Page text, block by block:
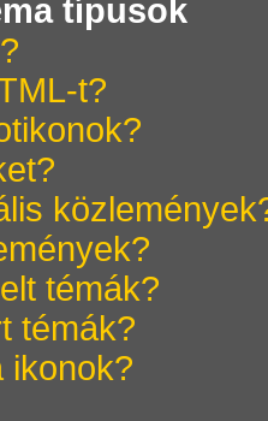
típusok
t?
témák?
témák?
ikonok?